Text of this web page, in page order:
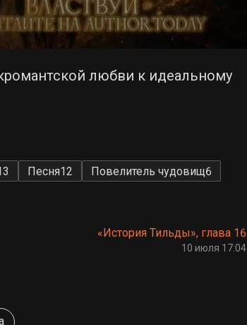
любви к идеальному
Песня12 Повелитель чудовищ6
«История Тильды», глава 16
10 июля 17:04